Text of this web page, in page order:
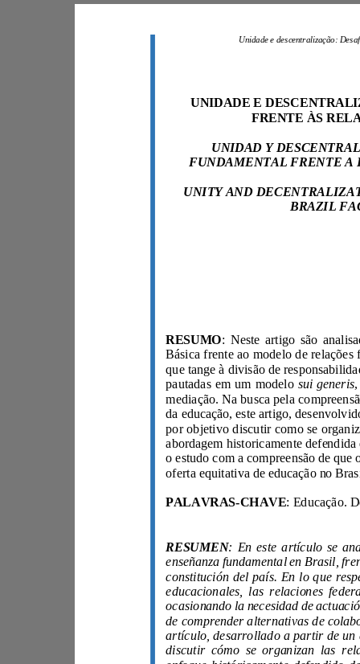
RESUMO
pautadas em um modelo sui generis
PALAVRAS-CHAVE
RESUMEN